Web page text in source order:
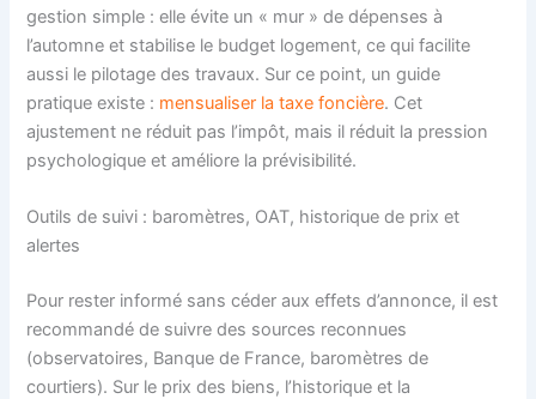
gestion simple : elle évite un « mur » de dépenses à
l’automne et stabilise le budget logement, ce qui facilite
aussi le pilotage des travaux. Sur ce point, un guide
pratique existe : mensualiser la taxe foncière. Cet
ajustement ne réduit pas l’impôt, mais il réduit la pression
psychologique et améliore la prévisibilité.
Outils de suivi : baromètres, OAT, historique de prix et
alertes
Pour rester informé sans céder aux effets d’annonce, il est
recommandé de suivre des sources reconnues
(observatoires, Banque de France, baromètres de
courtiers). Sur le prix des biens, l’historique et la